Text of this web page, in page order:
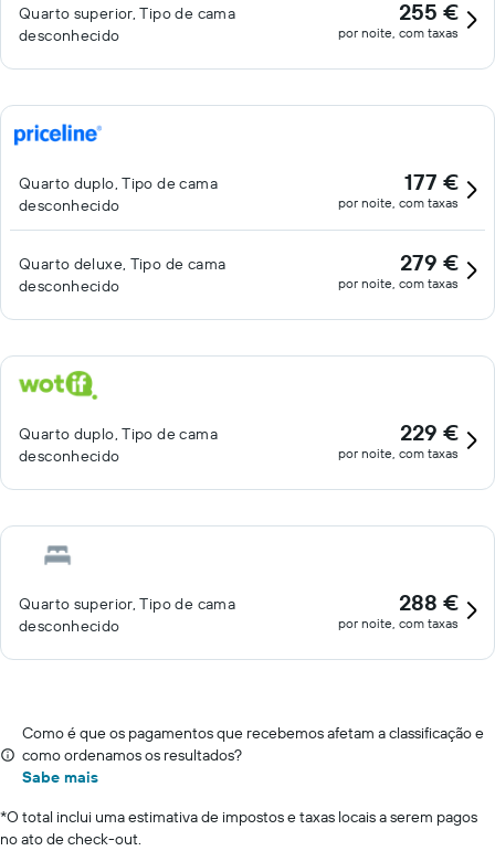
Quarto superior, Tipo de cama
desconhecido
255 €
por noite, com taxas
Quarto duplo, Tipo de cama
desconhecido
177 €
por noite, com taxas
Quarto deluxe, Tipo de cama
desconhecido
279 €
por noite, com taxas
Quarto duplo, Tipo de cama
desconhecido
229 €
por noite, com taxas
Quarto superior, Tipo de cama
desconhecido
288 €
por noite, com taxas
Como é que os pagamentos que recebemos afetam a classificação e
como ordenamos os resultados?
Sabe mais
*O total inclui uma estimativa de impostos e taxas locais a serem pagos
no ato de check-out.